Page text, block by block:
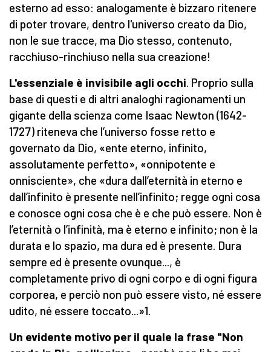
esterno ad esso: analogamente è bizzaro ritenere
di poter trovare, dentro l'universo creato da Dio,
non le sue tracce, ma Dio stesso, contenuto,
racchiuso-rinchiuso nella sua creazione!
L'essenziale è invisibile agli occhi. Proprio sulla
base di questi e di altri analoghi ragionamenti un
gigante della scienza come Isaac Newton (1642-
1727) riteneva che l’universo fosse retto e
governato da Dio, «ente eterno, infinito,
assolutamente perfetto», «onnipotente e
onnisciente», che «dura dall’eternità in eterno e
dall’infinito è presente nell’infinito; regge ogni cosa
e conosce ogni cosa che è e che può essere. Non è
l’eternità o l’infinità, ma è eterno e infinito; non è la
durata e lo spazio, ma dura ed è presente. Dura
sempre ed è presente ovunque..., è
completamente privo di ogni corpo e di ogni figura
corporea, e perciò non può essere visto, né essere
udito, né essere toccato...»1.
Un evidente motivo per il quale la frase "Non